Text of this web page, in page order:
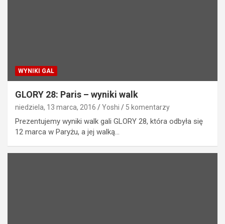
WYNIKI GAL
GLORY 28: Paris – wyniki walk
niedziela, 13 marca, 2016 Yoshi 5 komentarzy
Prezentujemy wyniki walk gali GLORY 28, która odbyła się
12 marca w Paryżu, a jej walką…